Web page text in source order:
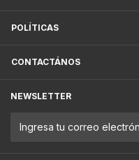
POLÍTICAS
CONTACTÁNOS
NEWSLETTER